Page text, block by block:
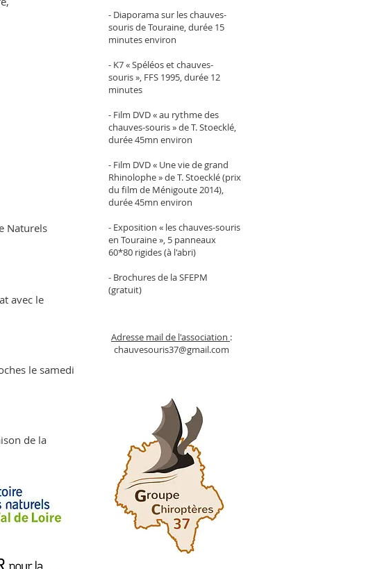
Naturels
avec le
le samedi
de la
- Diaporama sur les chauves-
souris de Touraine, durée 15
minutes environ
- K7 « Spéléos et chauves-
souris », FFS 1995, durée 12
minutes
- Film DVD « au rythme des
chauves-souris » de T. Stoecklé,
durée 45mn environ
- Film DVD « Une vie de grand
Rhinolophe » de T. Stoecklé (prix
du film de Ménigoute 2014),
durée 45mn environ
- Exposition « les chauves-souris
en Touraine », 5 panneaux
60*80 rigides (à l'abri)
- Brochures de la SFEPM
(gratuit)
Adresse mail de l'association :
chauvesouris37@gmail.com